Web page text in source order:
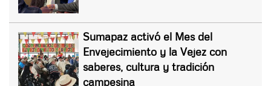
Sumapaz activó el Mes del
Envejecimiento y la Vejez con
saberes, cultura y tradición
campesina